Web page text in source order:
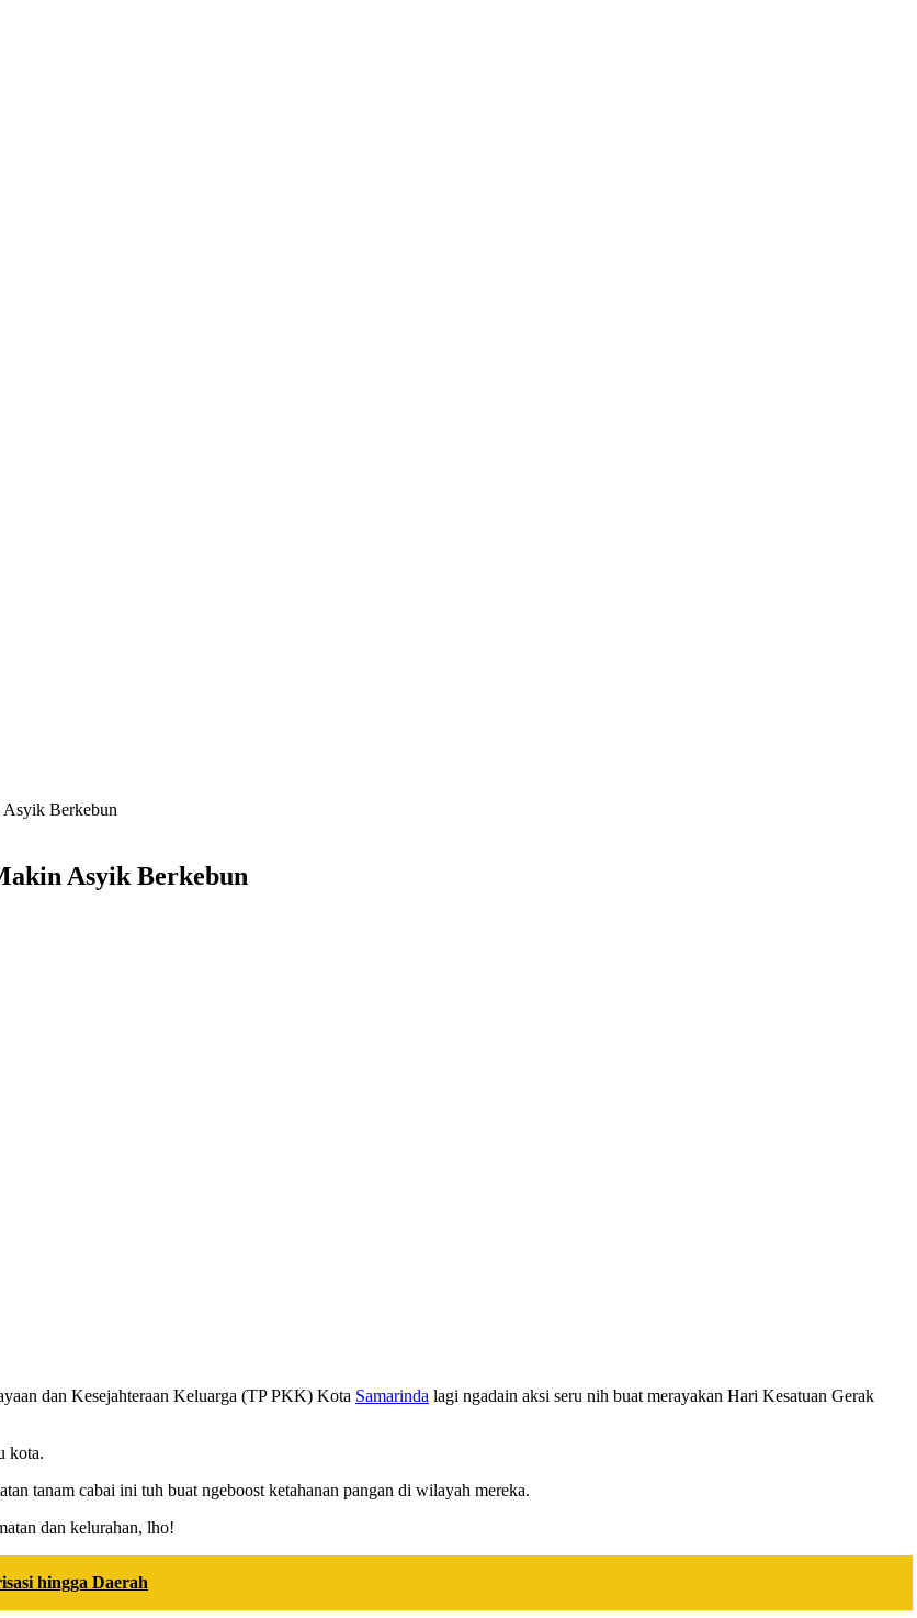
Asyik Berkebun
Asyik Berkebun
dan Kesejahteraan Keluarga (TP PKK) Kota Samarinda lagi ngadain aksi seru nih buat merayakan Hari Kesatuan Gerak
kota.
tanam cabai ini tuh buat ngeboost ketahanan pangan di wilayah mereka.
dan kelurahan, lho!
hingga Daerah